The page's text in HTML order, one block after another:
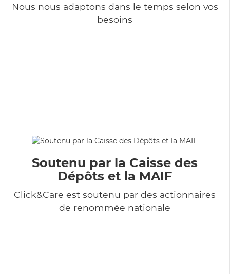
Nous nous adaptons dans le temps selon vos
besoins
Soutenu par la Caisse des
Dépôts et la MAIF
Click&Care est soutenu par des actionnaires
de renommée nationale